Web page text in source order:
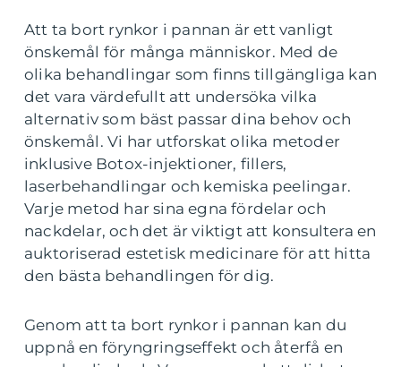
Att ta bort rynkor i pannan är ett vanligt
önskemål för många människor. Med de
olika behandlingar som finns tillgängliga kan
det vara värdefullt att undersöka vilka
alternativ som bäst passar dina behov och
önskemål. Vi har utforskat olika metoder
inklusive Botox-injektioner, fillers,
laserbehandlingar och kemiska peelingar.
Varje metod har sina egna fördelar och
nackdelar, och det är viktigt att konsultera en
auktoriserad estetisk medicinare för att hitta
den bästa behandlingen för dig.
Genom att ta bort rynkor i pannan kan du
uppnå en föryngringseffekt och återfå en